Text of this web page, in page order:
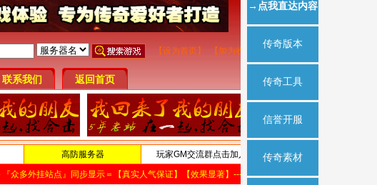
→点我直达内容
传奇版本
传奇工具
信誉开服
传奇素材